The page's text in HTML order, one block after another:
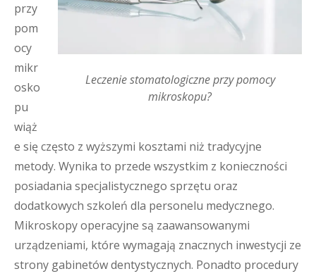
Leczenie stomatologiczne przy pomocy
mikroskopu?
przy
pom
ocy
mikr
osko
pu
wiąż
e się często z wyższymi kosztami niż tradycyjne
metody. Wynika to przede wszystkim z konieczności
posiadania specjalistycznego sprzętu oraz
dodatkowych szkoleń dla personelu medycznego.
Mikroskopy operacyjne są zaawansowanymi
urządzeniami, które wymagają znacznych inwestycji ze
strony gabinetów dentystycznych. Ponadto procedury